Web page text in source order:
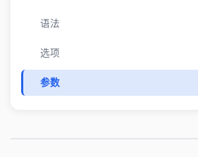
语法
选项
参数